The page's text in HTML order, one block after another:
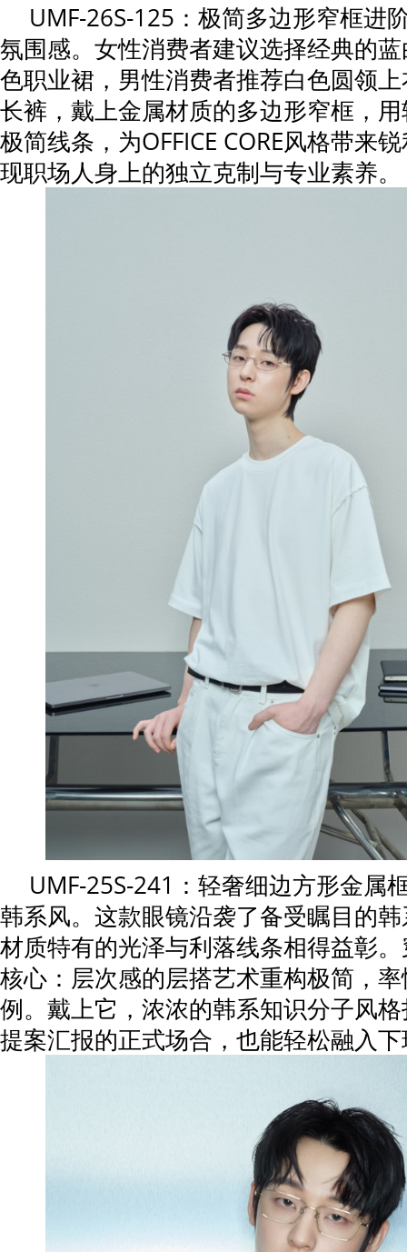
UMF-26S-125：极简多边形窄框进
氛围感。女性消费者建议选择经典的
色职业裙，男性消费者推荐白色圆领
长裤，戴上金属材质的多边形窄框，
极简线条，为OFFICE CORE风格带来
现职场人身上的独立克制与专业素养。
UMF-25S-241：轻奢细边方形金属
韩系风。这款眼镜沿袭了备受瞩目的
材质特有的光泽与利落线条相得益彰
核心：层次感的层搭艺术重构极简，
例。戴上它，浓浓的韩系知识分子风
提案汇报的正式场合，也能轻松融入